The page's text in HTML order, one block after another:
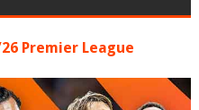
Premier League